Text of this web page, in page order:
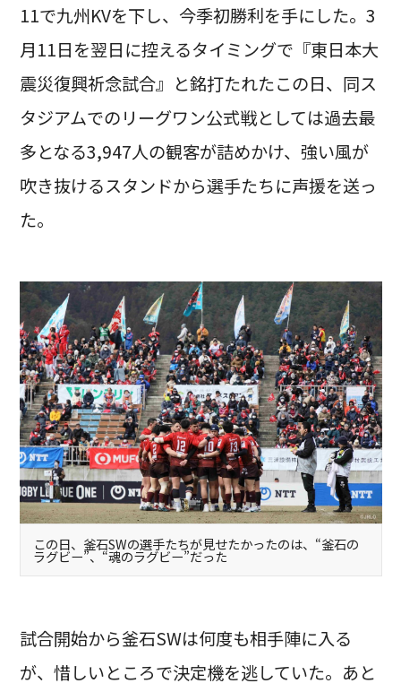
11で九州KVを下し、今季初勝利を手にした。3
月11日を翌日に控えるタイミングで『東日本大
震災復興祈念試合』と銘打たれたこの日、同ス
タジアムでのリーグワン公式戦としては過去最
多となる3,947人の観客が詰めかけ、強い風が
吹き抜けるスタンドから選手たちに声援を送っ
た。
この日、釜石SWの選手たちが見せたかったのは、“釜石の
ラグビー”、“魂のラグビー”だった
試合開始から釜石SWは何度も相手陣に入る
が、惜しいところで決定機を逃していた。あと